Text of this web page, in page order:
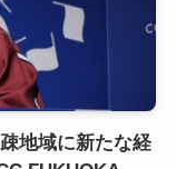
地域に新たな経